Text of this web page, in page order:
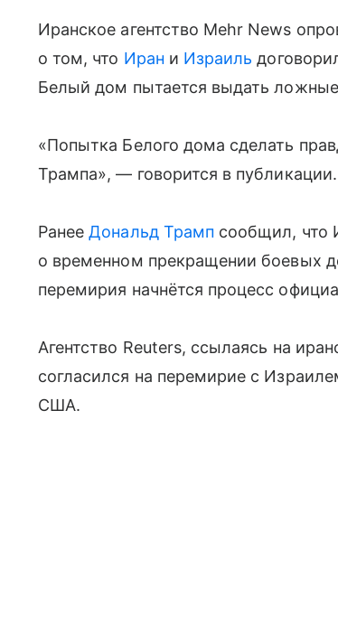
Иранское агентство Mehr News
о том, что Иран и Израиль
Белый дом пытается выдать
«Попытка Белого дома сделать
Трампа», — говорится в публикации.
РанееДональд Трамп сообщил, что
о временном прекращении боевых
перемирия начнётся процесс
Агентство Reuters, ссылаясь на
согласился на перемирие с
США.